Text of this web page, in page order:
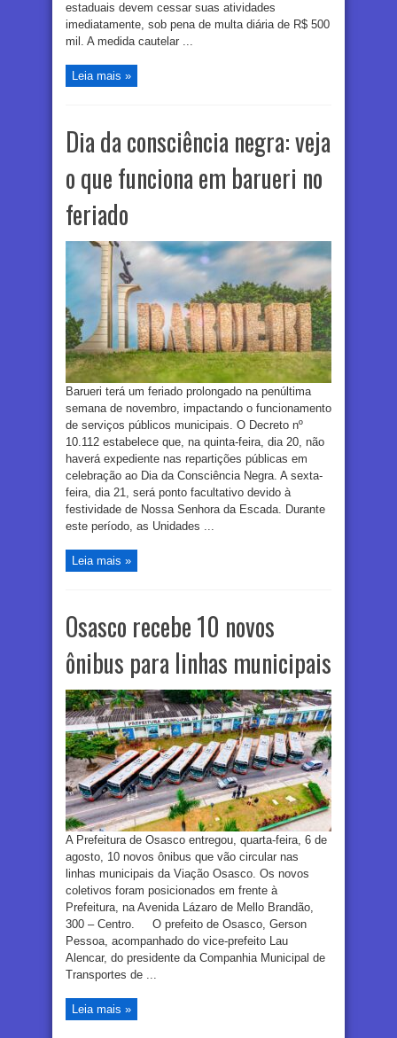
estaduais devem cessar suas atividades
imediatamente, sob pena de multa diária de R$ 500
mil. A medida cautelar ...
Leia mais »
Dia da consciência negra: veja
o que funciona em barueri no
feriado
Barueri terá um feriado prolongado na penúltima
semana de novembro, impactando o funcionamento
de serviços públicos municipais. O Decreto nº
10.112 estabelece que, na quinta-feira, dia 20, não
haverá expediente nas repartições públicas em
celebração ao Dia da Consciência Negra. A sexta-
feira, dia 21, será ponto facultativo devido à
festividade de Nossa Senhora da Escada. Durante
este período, as Unidades ...
Leia mais »
Osasco recebe 10 novos
ônibus para linhas municipais
A Prefeitura de Osasco entregou, quarta-feira, 6 de
agosto, 10 novos ônibus que vão circular nas
linhas municipais da Viação Osasco. Os novos
coletivos foram posicionados em frente à
Prefeitura, na Avenida Lázaro de Mello Brandão,
300 – Centro. O prefeito de Osasco, Gerson
Pessoa, acompanhado do vice-prefeito Lau
Alencar, do presidente da Companhia Municipal de
Transportes de ...
Leia mais »